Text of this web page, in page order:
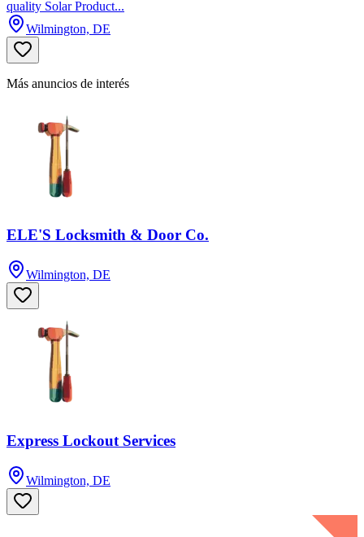
quality Solar Product...
Wilmington, DE
Más anuncios de interés
ELE'S Locksmith & Door Co.
Wilmington, DE
Express Lockout Services
Wilmington, DE